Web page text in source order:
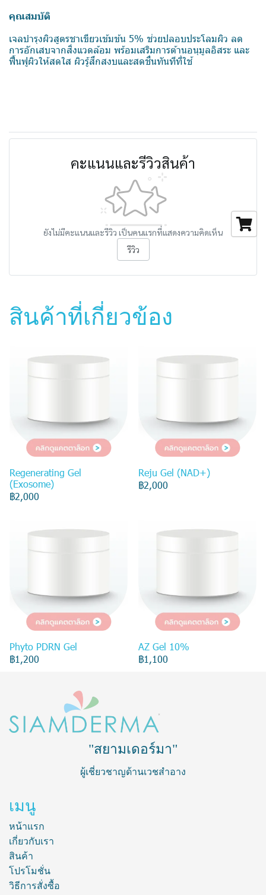
คุณสมบัติ
เจลบำรุงผิวสูตรชาเขียวเข้มข้น 5% ช่วยปลอบประโลมผิว ลด
การอักเสบจากสิ่งแวดล้อม พร้อมเสริมการต้านอนุมูลอิสระ และ
ฟื้นฟูผิวให้สดใส ผิวรู้สึกสงบและสดชื่นทันทีที่ใช้
คะแนนและรีวิวสินค้า
ยังไม่มีคะแนนและรีวิว เป็นคนแรกที่แสดงความคิดเห็น
รีวิว
สินค้าที่เกี่ยวข้อง
Regenerating Gel
(Exosome)
฿2,000
Reju Gel (NAD+)
฿2,000
Phyto PDRN Gel
฿1,200
AZ Gel 10%
฿1,100
"สยามเดอร์มา"
ผู้เชี่ยวชาญด้านเวชสำอาง
เมนู
หน้าแรก
เกี่ยวกับเรา
สินค้า
โปรโมชั่น
วิธีการสั่งซื้อ